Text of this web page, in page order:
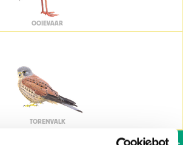
OOIEVAAR
TORENVALK